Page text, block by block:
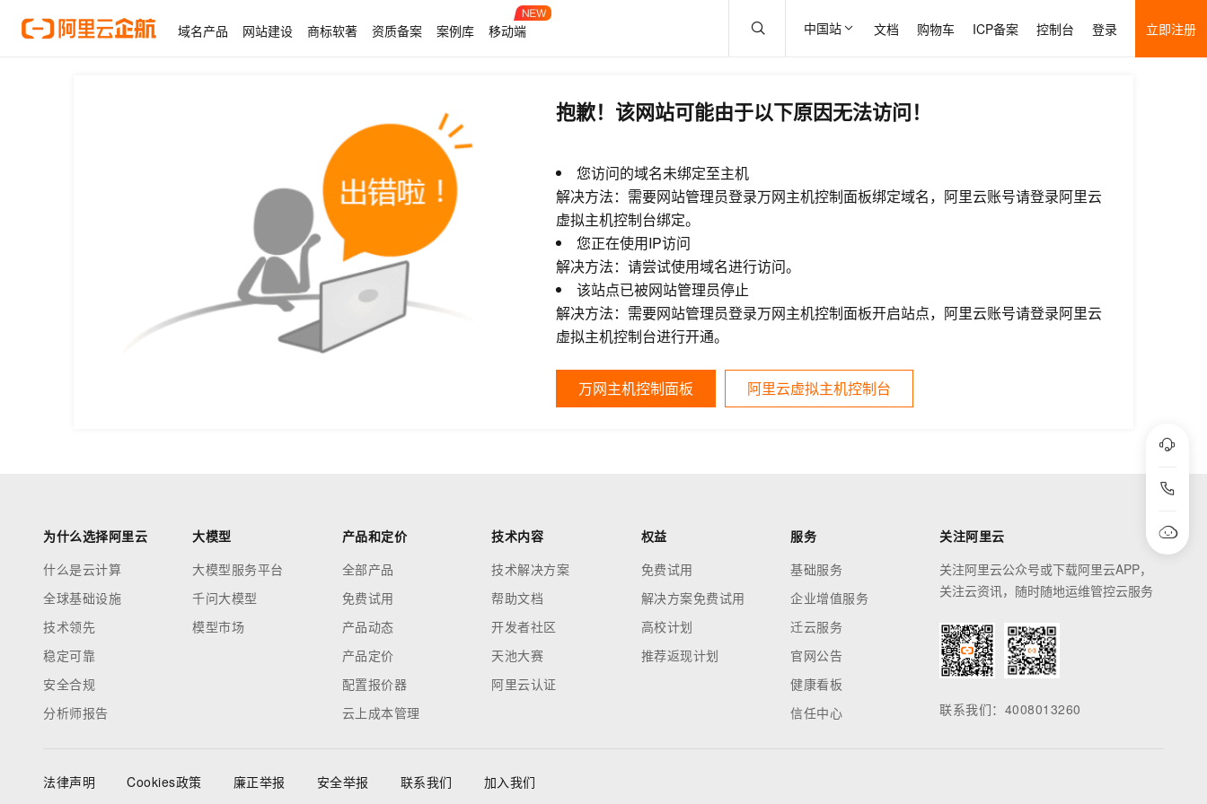
域名产品 网站建设 商标软著 资质备案 案例库 移动端 中国站 文档 购物车 ICP备案 控制台 登录 立即注册
抱歉！该网站可能由于以下原因无法访问！
您访问的域名未绑定至主机
解决方法：需要网站管理员登录万网主机控制面板绑定域名，阿里云账号请登录阿里云
虚拟主机控制台绑定。
您正在使用IP访问
解决方法：请尝试使用域名进行访问。
该站点已被网站管理员停止
解决方法：需要网站管理员登录万网主机控制面板开启站点，阿里云账号请登录阿里云
虚拟主机控制台进行开通。
万网主机控制面板 阿里云虚拟主机控制台